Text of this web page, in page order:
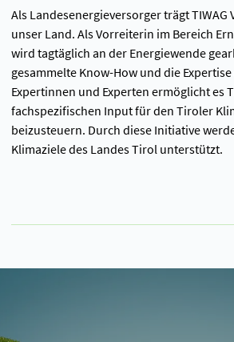
Als Landesenergieversorger trägt
unser Land. Als Vorreiterin im Bereich
wird tagtäglich an der Energiewende
gesammelte Know-How und die Expertise
Expertinnen und Experten ermöglicht es
fachspezifischen Input für den Tiroler
beizusteuern. Durch diese Initiative
Klimaziele des Landes Tirol unterstützt.